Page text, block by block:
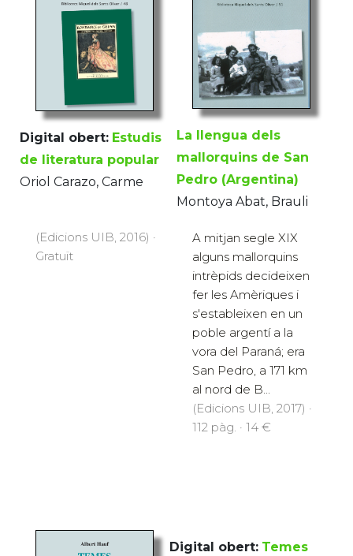
Digital obert: Estudis
de literatura popular
Oriol Carazo, Carme
(Edicions UIB, 2016) ·
Gratuït
La llengua dels
mallorquins de San
Pedro (Argentina)
Montoya Abat, Brauli
A mitjan segle XIX
alguns mallorquins
intrèpids decideixen
fer les Amèriques i
s'estableixen en un
poble argentí a la
vora del Paraná; era
San Pedro, a 171 km
al nord de B...
(Edicions UIB, 2017) ·
112 pàg. · 14 €
Digital obert: Temes